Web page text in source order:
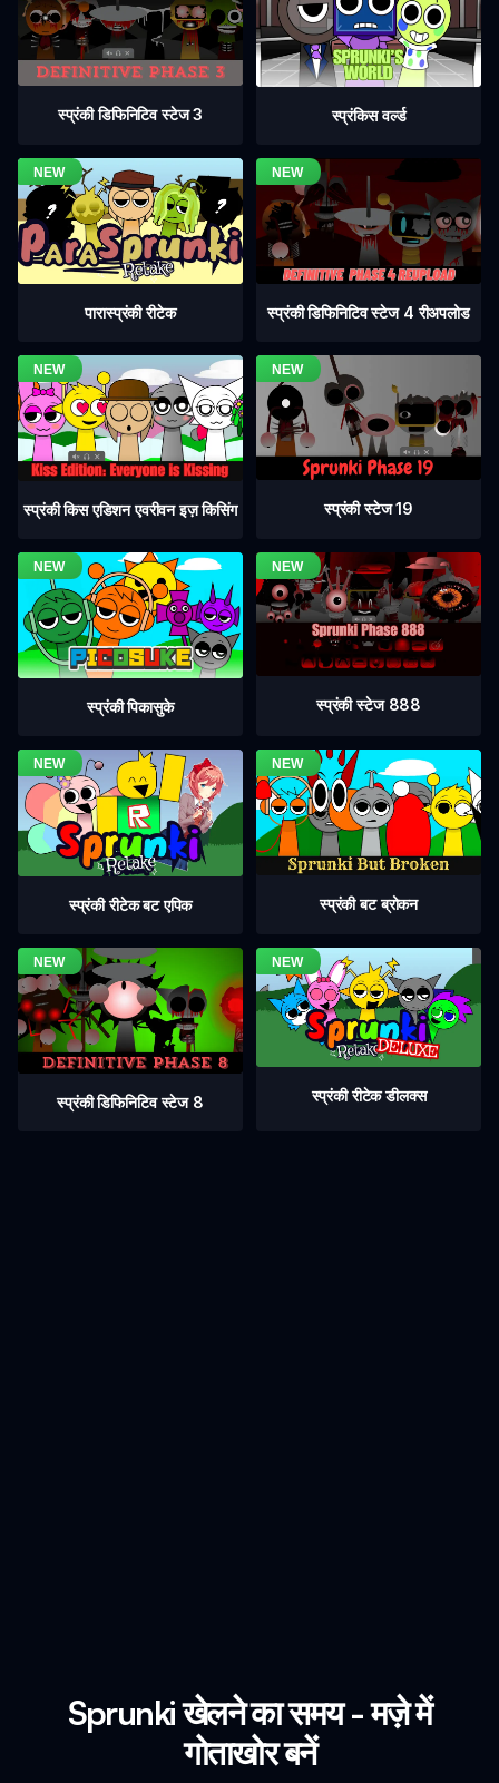
स्प्रंकी डिफिनिटिव स्टेज 3 स्प्रंकिस वर्ल्ड
पारास्प्रंकी रीटेक स्प्रंकी डिफिनिटिव स्टेज 4 रीअपलोड
स्प्रंकी किस एडिशन एवरीवन इज़ किसिंग स्प्रंकी स्टेज 19
स्प्रंकी पिकासुके स्प्रंकी स्टेज 888
स्प्रंकी रीटेक बट एपिक स्प्रंकी बट ब्रोकन
स्प्रंकी डिफिनिटिव स्टेज 8 स्प्रंकी रीटेक डीलक्स
Sprunki खेलने का समय - मज़े में
गोताखोर बनें